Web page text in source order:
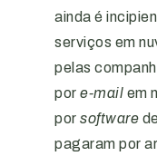
ainda é
serviços em
pelas
por e-mail em
por software
pagaram por